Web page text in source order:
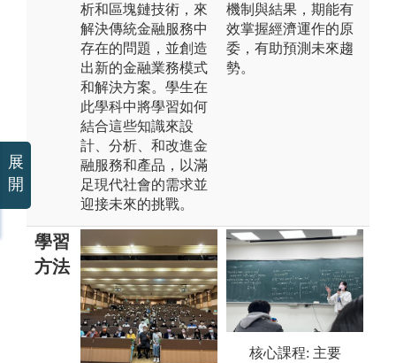
析和區塊鏈技術，來
解決傳統金融服務中
存在的問題，並創造
出新的金融業務模式
和解決方案。學生在
此學科中將學習如何
結合這些知識來設
計、分析、和改進金
融服務和產品，以滿
足現代社會的需求並
迎接未來的挑戰。
機制與結果，期能有
效掌握經濟運作的原
委，有助預測未來趨
勢。
學習
方法
核心課程: 主要
展
開